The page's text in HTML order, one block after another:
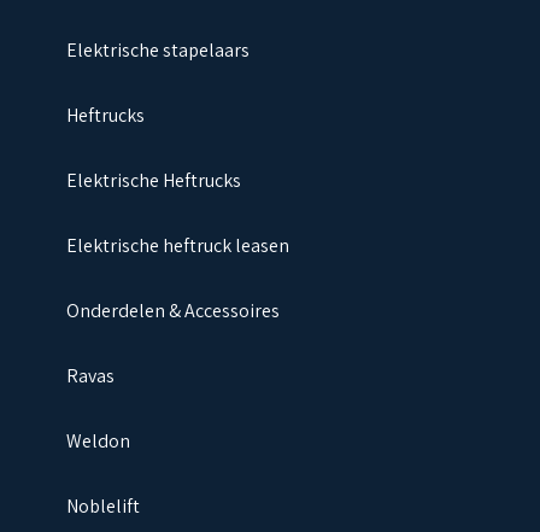
Elektrische stapelaars
Heftrucks
Elektrische Heftrucks
Elektrische heftruck leasen
Onderdelen & Accessoires
Ravas
Weldon
Noblelift